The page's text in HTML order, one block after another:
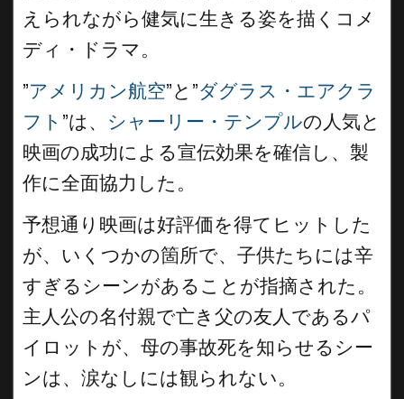
えられながら健気に生きる姿を描くコメ
ディ・ドラマ。
”アメリカン航空”と”ダグラス・エアクラ
フト ”は、 シャーリー・テンプルの人気と
映画の成功による宣伝効果を確信し、製
作に全面協力した。
予想通り映画は好評価を得てヒットした
が、いくつかの箇所で、子供たちには辛
すぎるシーンがあることが指摘された。
主人公の名付親で亡き父の友人であるパ
イロットが、母の事故死を知らせるシー
ンは、涙なしには観られない。